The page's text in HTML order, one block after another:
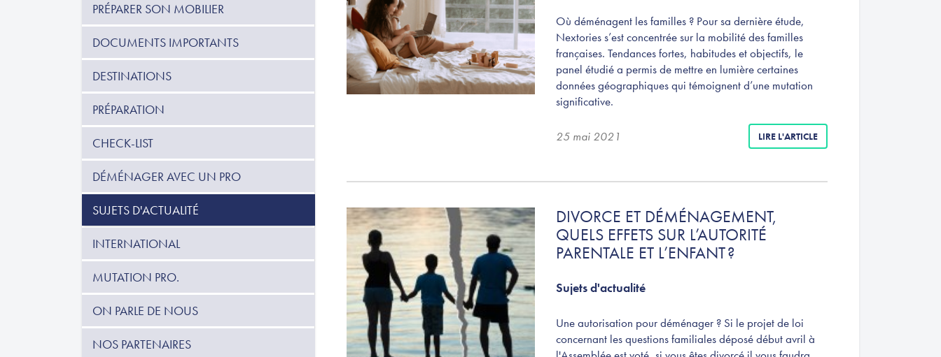
PRÉPARER SON MOBILIER
DOCUMENTS IMPORTANTS
DESTINATIONS
PRÉPARATION
CHECK-LIST
DÉMÉNAGER AVEC UN PRO
SUJETS D'ACTUALITÉ
INTERNATIONAL
MUTATION PRO.
ON PARLE DE NOUS
NOS PARTENAIRES
Où déménagent les familles ? Pour sa dernière étude,
Nextories s’est concentrée sur la mobilité des familles
françaises. Tendances fortes, habitudes et objectifs, le
panel étudié a permis de mettre en lumière certaines
données géographiques qui témoignent d’une mutation
significative.
25 mai 2021 LIRE L'ARTICLE
DIVORCE ET DÉMÉNAGEMENT,
QUELS EFFETS SUR L’AUTORITÉ
PARENTALE ET L’ENFANT ?
Sujets d'actualité
Une autorisation pour déménager ? Si le projet de loi
concernant les questions familiales déposé début avril à